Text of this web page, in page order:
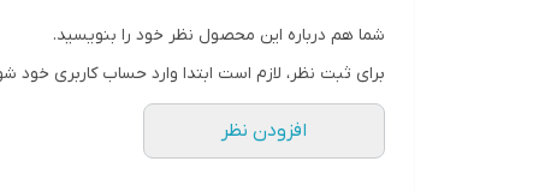
شما هم درباره این محصول نظر خود را بنویسید.
برای ثبت نظر، لازم است ابتدا وارد حساب کاربری خود
افزودن نظر